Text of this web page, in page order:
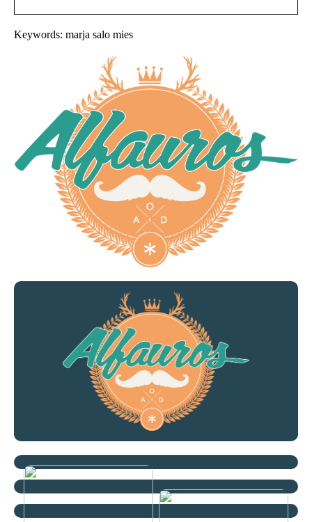
Keywords: marja salo mies